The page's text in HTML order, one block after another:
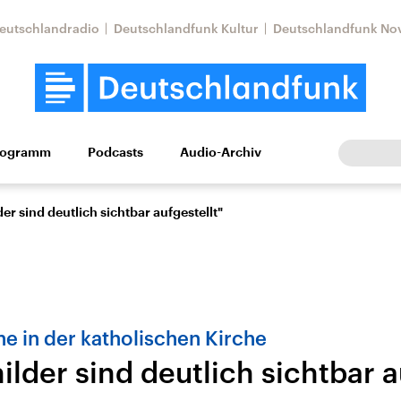
Deutschlandfunk Kultur Deutschlandfunk
Wissen Kultur Europa
Nahostkonflikt
Iran
Podcasts Audio-Archiv
sind deutlich sichtbar aufgestellt"
in der katholischen Kirche
sind deutlich sichtbar